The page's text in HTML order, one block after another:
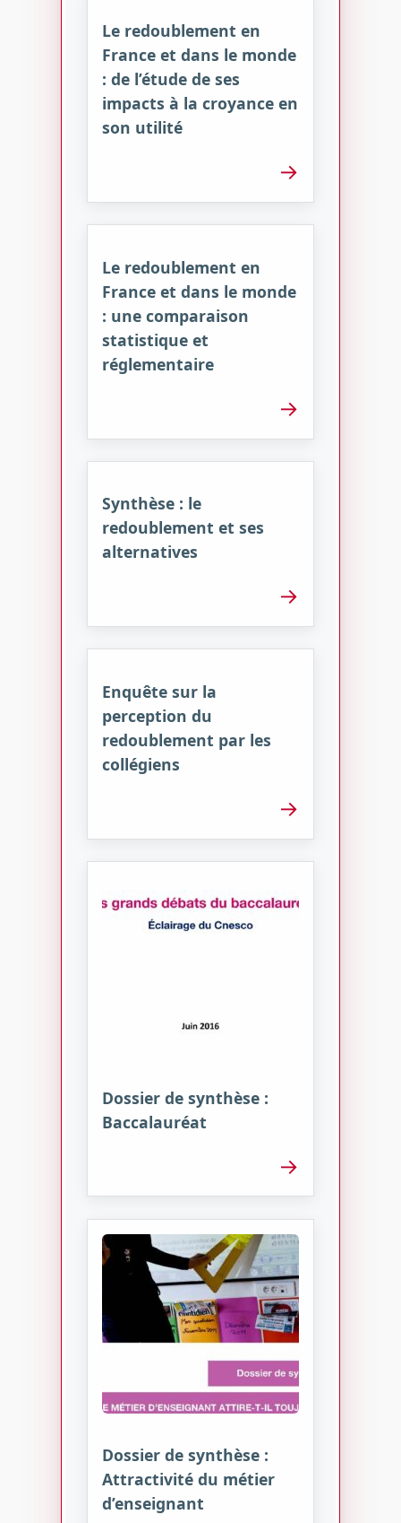
Le redoublement en
France et dans le monde
: de l’étude de ses
impacts à la croyance en
son utilité
→
Le redoublement en
France et dans le monde
: une comparaison
statistique et
réglementaire
→
Synthèse : le
redoublement et ses
alternatives
→
Enquête sur la
perception du
redoublement par les
collégiens
→
Dossier de synthèse :
Baccalauréat
→
Dossier de synthèse :
Attractivité du métier
d’enseignant